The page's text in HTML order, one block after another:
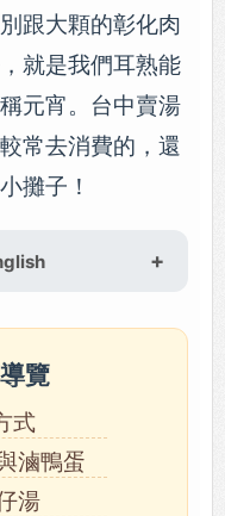
跟大顆的彰化肉
就是我們耳熟能
元宵。台中賣湯
常去消費的，還
攤子！
覽
式
滷鴨蛋
湯